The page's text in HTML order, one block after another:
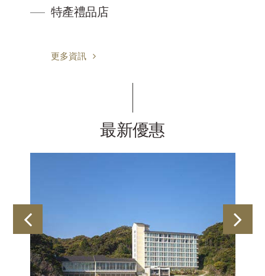
特產禮品店
更多資訊
最新優惠